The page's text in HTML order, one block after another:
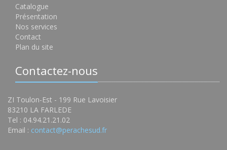
Catalogue
Présentation
Nos services
Contact
Plan du site
Contactez-nous
ZI Toulon-Est - 199 Rue Lavoisier
83210 LA FARLEDE
Tel : 04.94.21.21.02
Email : contact@perachesud.fr